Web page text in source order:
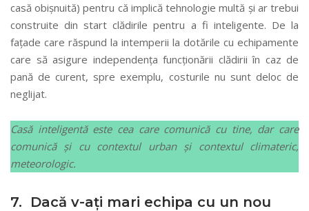
casă obișnuită) pentru că implică tehnologie multă și ar trebui
construite din start clădirile pentru a fi inteligente. De la
fațade care răspund la intemperii la dotările cu echipamente
care să asigure independența funcționării clădirii în caz de
pană de curent, spre exemplu, costurile nu sunt deloc de
neglijat.
Casă inteligentă este cea care comunică cu tine, dar care
comunică și cu contextul urban și contextul climateric,
meteorologic.
7. Dacă v-ați mari echipa cu un nou